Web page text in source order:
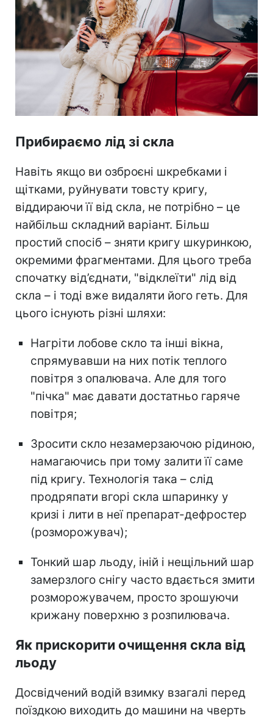
Прибираємо лід зі скла
Навіть якщо ви озброєні шкребками і
щітками, руйнувати товсту кригу,
віддираючи її від скла, не потрібно – це
найбільш складний варіант. Більш
простий спосіб – зняти кригу шкуринкою,
окремими фрагментами. Для цього треба
спочатку від’єднати, "відклеїти" лід від
скла – і тоді вже видаляти його геть. Для
цього існують різні шляхи:
Нагріти лобове скло та інші вікна,
спрямувавши на них потік теплого
повітря з опалювача. Але для того
"пічка" має давати достатньо гаряче
повітря;
Зросити скло незамерзаючою рідиною,
намагаючись при тому залити її саме
під кригу. Технологія така – слід
продряпати вгорі скла шпаринку у
кризі і лити в неї препарат-дефростер
(розморожувач);
Тонкий шар льоду, іній і нещільний шар
замерзлого снігу часто вдається змити
розморожувачем, просто зрошуючи
крижану поверхню з розпилювача.
Як прискорити очищення скла від
льоду
Досвідчений водій взимку взагалі перед
поїздкою виходить до машини на чверть